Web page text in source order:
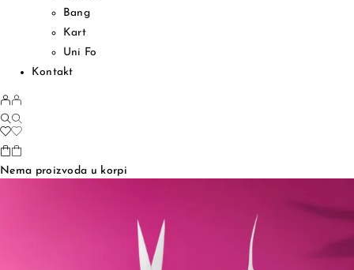
Bang
Kart
Uni Fo
Kontakt
Nema proizvoda u korpi